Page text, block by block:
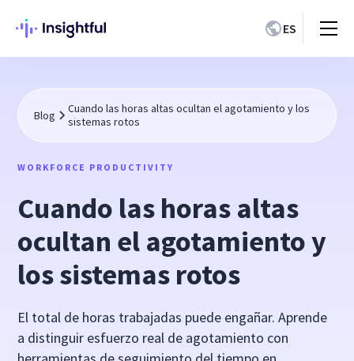
ES
Blog
Cuando las horas altas ocultan el agotamiento y los
sistemas rotos
WORKFORCE PRODUCTIVITY
Cuando las horas altas
ocultan el agotamiento y
los sistemas rotos
El total de horas trabajadas puede engañar. Aprende
a distinguir esfuerzo real de agotamiento con